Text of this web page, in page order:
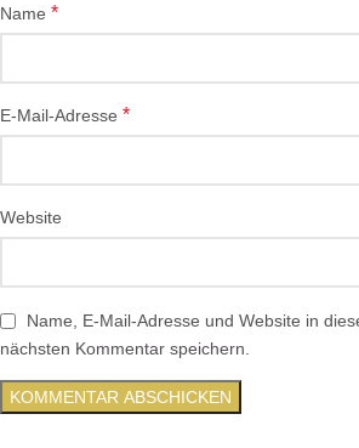
Name *
E-Mail-Adresse *
Website
Name, E-Mail-Adresse und Website in
nächsten Kommentar speichern.